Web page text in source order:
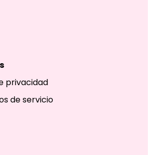
privacidad
de servicio